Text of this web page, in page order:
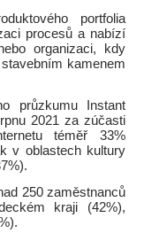
portfolia
procesů a nabízí
organizaci, kdy
kamenem
průzkumu Instant
2021 za zúčasti
téměř 33%
v oblastech kultury
250 zaměstnanců
kraji (42%),